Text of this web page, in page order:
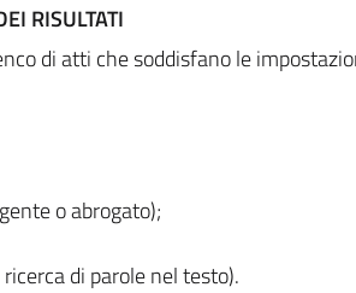
RISULTATI
di atti che soddisfano le
o abrogato);
di parole nel testo).